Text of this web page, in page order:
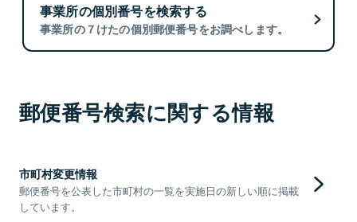
事業所の個別番号を検索する
事業所の７けたの個別郵便番号をお調べします。
郵便番号検索に関する情報
市町村変更情報
郵便番号を公表した市町村の一覧を実施日の新しい順に掲載
しています。